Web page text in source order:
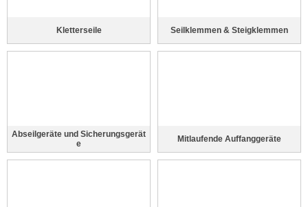
Kletterseile Seilklemmen & Steigklemmen
Abseilgeräte und Sicherungsgerät
e
Mitlaufende Auffanggeräte